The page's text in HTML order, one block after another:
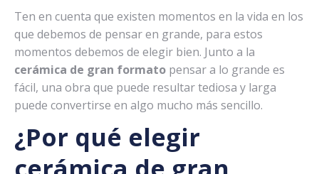
Ten en cuenta que existen momentos en la vida en los
que debemos de pensar en grande, para estos
momentos debemos de elegir bien. Junto a la
cerámica de gran formato pensar a lo grande es
fácil, una obra que puede resultar tediosa y larga
puede convertirse en algo mucho más sencillo.
¿Por qué elegir